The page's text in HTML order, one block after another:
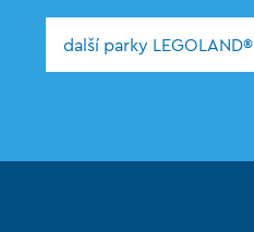
další parky LEGOLAND®